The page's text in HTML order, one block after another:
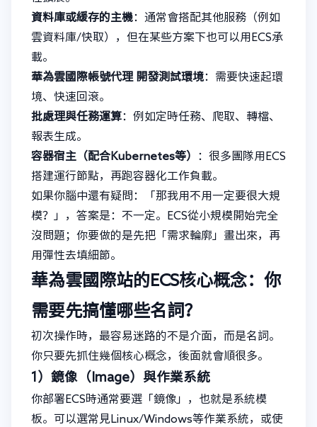
資料庫或緩存的主機：通常會搭配其他服務（例如
雲資料庫/快取），但在某些方案下也可以用ECS承
載。
華為雲國際帳號代理 開發測試環境：需要快速起環
境、快速回滾。
批處理與任務運算：例如定時任務、爬取、轉檔、
報表生成。
容器宿主（配合Kubernetes等）
：很多團隊用ECS
搭建運行節點，再跑容器化工作負載。
如果你腦中還有疑問：「那我用不用一定要很大規
模？」，答案是：不一定。ECS從小規模開始完全
沒問題；你要做的是先把「需求輪廓」畫出來，再
用彈性去填細節。
華為雲國際站的ECS核心概念：你
需要先搞懂哪些名詞？
初次操作時，最容易迷路的不是介面，而是名詞。
你只要先抓住幾個核心概念，後面就會順很多。
1）鏡像（Image）與作業系統
你部署ECS時通常要選「鏡像」，也就是系統模
板。可以選常見Linux/Windows等作業系統，或使